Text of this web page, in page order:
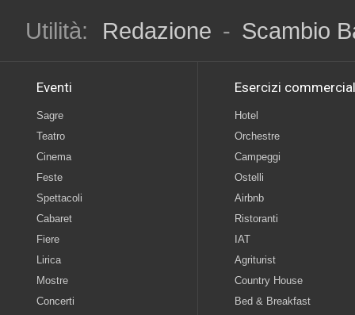
Utilità:
Redazione - Scambio
Eventi
Sagre
Teatro
Cinema
Feste
Spettacoli
Cabaret
Fiere
Lirica
Mostre
Concerti
Esercizi
Hotel
Orchestre
Campeggi
Ostelli
Airbnb
Ristoranti
IAT
Agriturist
Country House
Bed & Breakfast